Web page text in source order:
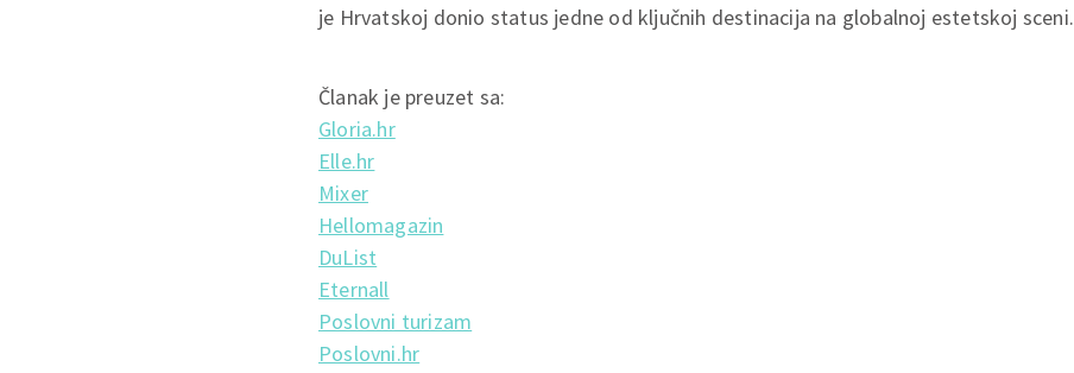
je Hrvatskoj donio status jedne od ključnih destinacija na globalnoj estetskoj sceni.
Članak je preuzet sa:
Gloria.hr
Elle.hr
Mixer
Hellomagazin
DuList
Eternall
Poslovni turizam
Poslovni.hr